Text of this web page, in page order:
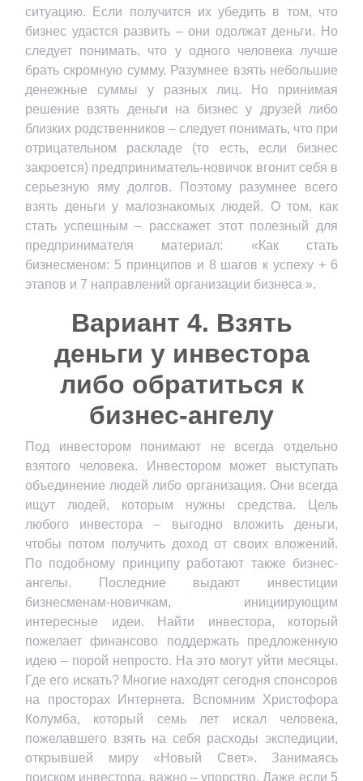
ситуацию. Если получится их убедить в том, что
бизнес удастся развить – они одолжат деньги. Но
следует понимать, что у одного человека лучше
брать скромную сумму. Разумнее взять небольшие
денежные суммы у разных лиц. Но принимая
решение взять деньги на бизнес у друзей либо
близких родственников – следует понимать, что при
отрицательном раскладе (то есть, если бизнес
закроется) предприниматель-новичок вгонит себя в
серьезную яму долгов. Поэтому разумнее всего
взять деньги у малознакомых людей. О том, как
стать успешным – расскажет этот полезный для
предпринимателя материал: «Как стать
бизнесменом: 5 принципов и 8 шагов к успеху + 6
этапов и 7 направлений организации бизнеса ».
Вариант 4. Взять
деньги у инвестора
либо обратиться к
бизнес-ангелу
Под инвестором понимают не всегда отдельно
взятого человека. Инвестором может выступать
объединение людей либо организация. Они всегда
ищут людей, которым нужны средства. Цель
любого инвестора – выгодно вложить деньги,
чтобы потом получить доход от своих вложений.
По подобному принципу работают также бизнес-
ангелы. Последние выдают инвестиции
бизнесменам-новичкам, инициирующим
интересные идеи. Найти инвестора, который
пожелает финансово поддержать предложенную
идею – порой непросто. На это могут уйти месяцы.
Где его искать? Многие находят сегодня спонсоров
на просторах Интернета. Вспомним Христофора
Колумба, который семь лет искал человека,
пожелавшего взять на себя расходы экспедиции,
открывшей миру «Новый Свет». Занимаясь
поиском инвестора, важно – упорство. Даже если 5